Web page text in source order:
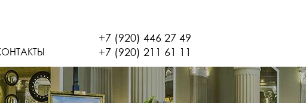
+7 (920) 446 27 49
+7 (920) 211 61 11